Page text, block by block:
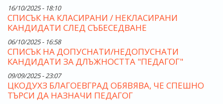
16/10/2025 - 18:10
СПИСЪК НА КЛАСИРАНИ / НЕКЛАСИРАНИ
КАНДИДАТИ СЛЕД СЪБЕСЕДВАНЕ
06/10/2025 - 16:58
СПИСЪК НА ДОПУСНАТИ/НЕДОПУСНАТИ
КАНДИДАТИ ЗА ДЛЪЖНОСТТА "ПЕДАГОГ"
09/09/2025 - 23:07
ЦКОДУХЗ БЛАГОЕВГРАД ОБЯВЯВА, ЧЕ СПЕШНО
ТЪРСИ ДА НАЗНАЧИ ПЕДАГОГ